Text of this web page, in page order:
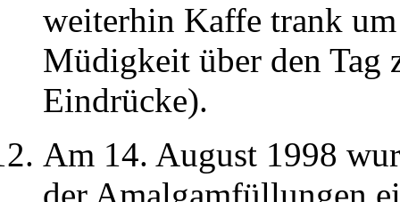
weiterhin Kaffe trank
Müdigkeit über den Tag
Eindrücke).
Am 14. August 1998